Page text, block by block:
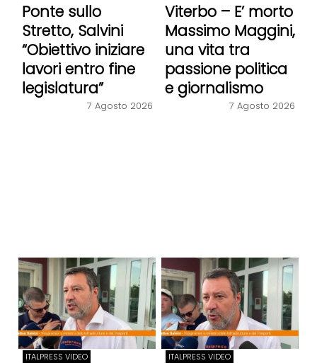
Ponte sullo
Stretto, Salvini
“Obiettivo iniziare
lavori entro fine
legislatura”
7 Agosto 2026
Viterbo – E’ morto
Massimo Maggini,
una vita tra
passione politica
e giornalismo
7 Agosto 2026
ITALPRESS VIDEO ITALPRESS VIDEO